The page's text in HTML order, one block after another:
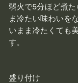
弱火で5分ほど煮
ま冷たい味わいを
いまま冷たくても
す。
盛り付け